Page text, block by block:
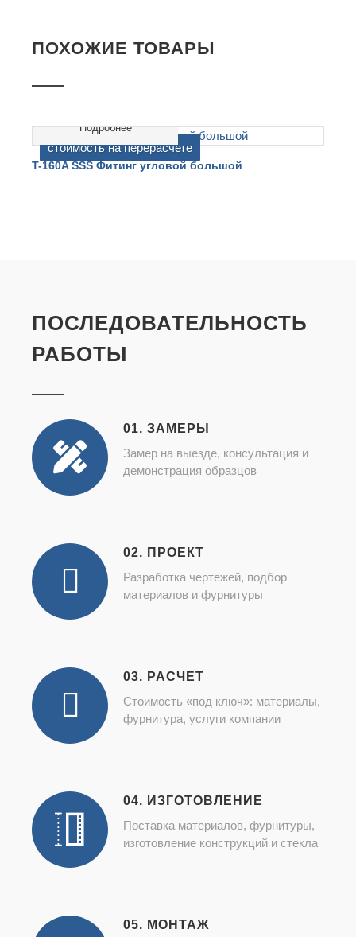
ПОХОЖИЕ ТОВАРЫ
cтоимость на перерасчете
Подробнее
T-160A SSS Фитинг угловой большой
ПОСЛЕДОВАТЕЛЬНОСТЬ
РАБОТЫ
01. ЗАМЕРЫ
Замер на выезде, консультация и
демонстрация образцов
02. ПРОЕКТ
Разработка чертежей, подбор
материалов и фурнитуры
03. РАСЧЕТ
Стоимость «под ключ»: материалы,
фурнитура, услуги компании
04. ИЗГОТОВЛЕНИЕ
Поставка материалов, фурнитуры,
изготовление конструкций и стекла
05. МОНТАЖ